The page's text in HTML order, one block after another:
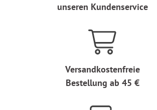
unseren Kundenservice
Versandkostenfreie
Bestellung ab 45 €